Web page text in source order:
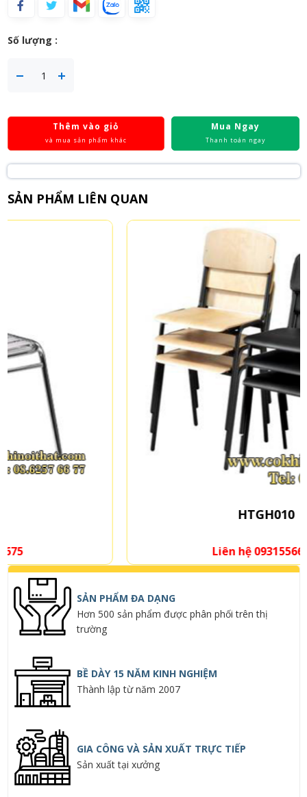
Số lượng :
Thêm vào giỏ
và mua sản phẩm khác
Mua Ngay
Thanh toán ngay
SẢN PHẨM LIÊN QUAN
Liên hệ 0931556675
SẢN PHẨM ĐA DẠNG
Hơn 500 sản phẩm được phân phối trên thị
trường
BỀ DÀY 15 NĂM KINH NGHIỆM
Thành lập từ năm 2007
GIA CÔNG VÀ SẢN XUẤT TRỰC TIẾP
Sản xuất tại xưởng